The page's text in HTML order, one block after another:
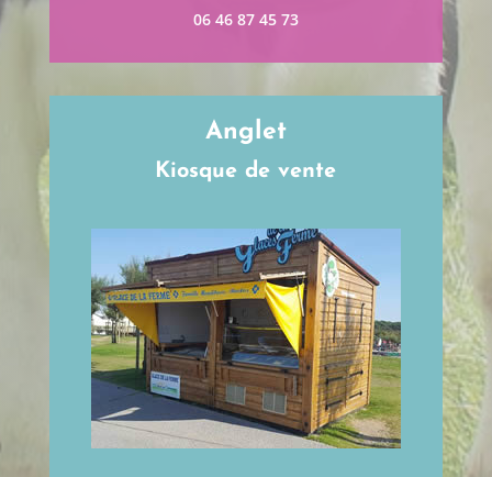
06 46 87 45 73
Anglet
Kiosque de vente